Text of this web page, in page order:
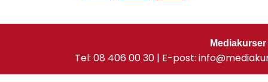
Tel: 08 406 00 30 | E-post: